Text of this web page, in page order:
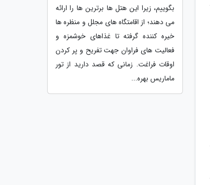
بگوییم، زیرا این هتل ها برترین ها را ارائه
می دهند؛ از اقامتگاه های مجلل و منظره ها
خیره کننده گرفته تا غذاهای خوشمزه و
فعالیت های فراوان جهت تفریح و پر کردن
اوقات فراغت. زمانی که قصد دارید از تور
ماماریس بهره...